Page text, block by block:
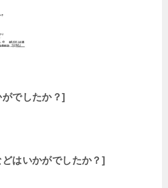
でしたか？]
はいかがでしたか？]